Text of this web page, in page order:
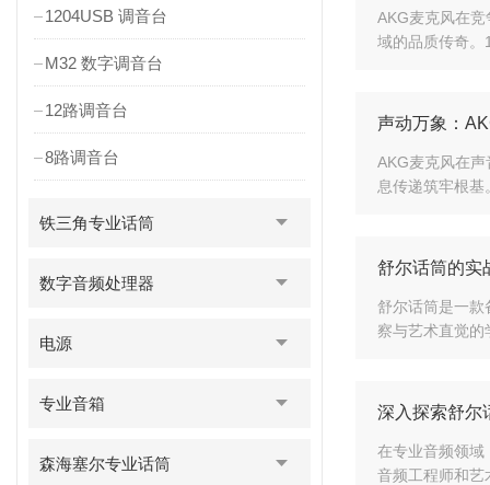
1204USB 调音台
M32 数字调音台
12路调音台
8路调音台
铁三角专业话筒
数字音频处理器
电源
专业音箱
森海塞尔专业话筒
AKG麦克风在
域的品质传奇。
声动万象：
AKG麦克风在
息传递筑牢根
舒尔话筒的实
舒尔话筒是一款
察与艺术直觉的
深入探索舒尔
在专业音频领域
音频工程师和艺